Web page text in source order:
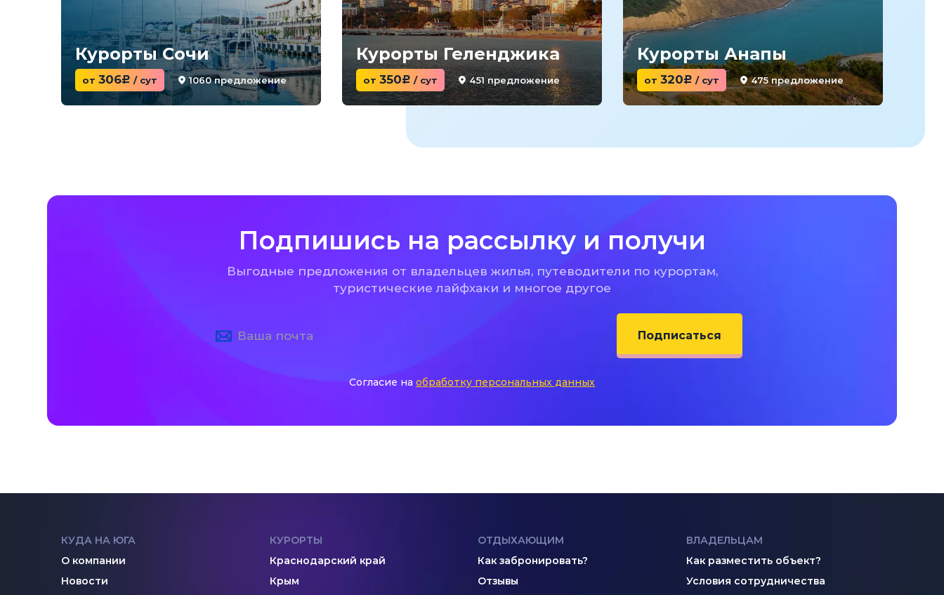
Курорты Сочи
от 306c / сут 1060 предложение
Курорты Геленджика
от 350c / сут 451 предложение
Курорты Анапы
от 320c / сут 475 предложение
Подпишись на рассылку и получи
Выгодные предложения от владельцев жилья, путеводители по курортам,
туристические лайфхаки и многое другое
Подписаться
Согласие на обработку персональных данных
КУДА НА ЮГА
О компании
Новости
КУРОРТЫ
Краснодарский край
Крым
ОТДЫХАЮЩИМ
Как забронировать?
Отзывы
ВЛАДЕЛЬЦАМ
Как разместить объект?
Условия сотрудничества